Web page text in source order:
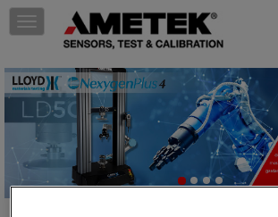
Skip to content
T
o
g
l
n
g